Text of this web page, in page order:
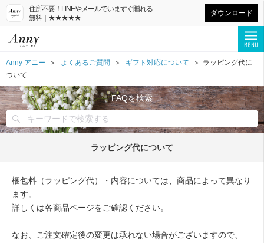
住所不要！LINEやメールでいますぐ贈れる
無料｜★★★★★
ダウンロード
Anny アニー よくあるご質問 ギフト対応について
ラッピング代に
ついて
FAQを検索
ラッピング代について
梱包料（ラッピング代）・内容については、商品によって異なり
ます。
詳しくは各商品ページをご確認ください。
なお、ご注文確定後の変更は承れない場合がございますので、